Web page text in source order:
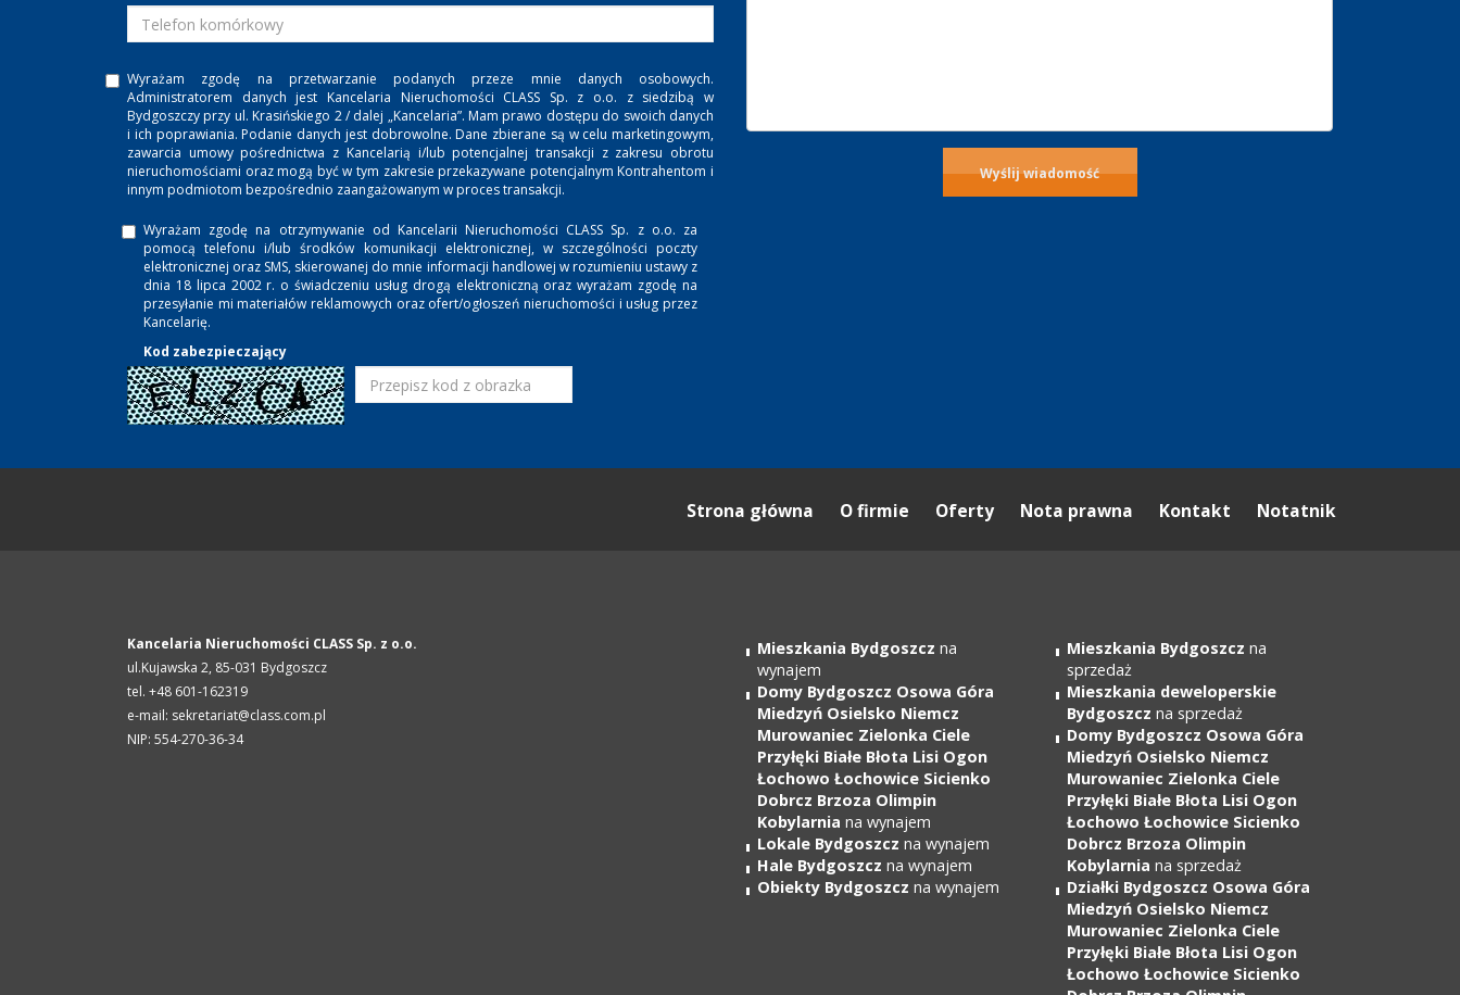
Wyrażam zgodę na przetwarzanie podanych przeze mnie danych osobowych.
Administratorem danych jest Kancelaria Nieruchomości CLASS Sp. z o.o. z siedzibą w
Bydgoszczy przy ul. Krasińskiego 2 / dalej „Kancelaria”. Mam prawo dostępu do swoich danych
i ich poprawiania. Podanie danych jest dobrowolne. Dane zbierane są w celu marketingowym,
zawarcia umowy pośrednictwa z Kancelarią i/lub potencjalnej transakcji z zakresu obrotu
nieruchomościami oraz mogą być w tym zakresie przekazywane potencjalnym Kontrahentom i
innym podmiotom bezpośrednio zaangażowanym w proces transakcji.
Wyrażam zgodę na otrzymywanie od Kancelarii Nieruchomości CLASS Sp. z o.o. za
pomocą telefonu i/lub środków komunikacji elektronicznej, w szczególności poczty
elektronicznej oraz SMS, skierowanej do mnie informacji handlowej w rozumieniu ustawy z
dnia 18 lipca 2002 r. o świadczeniu usług drogą elektroniczną oraz wyrażam zgodę na
przesyłanie mi materiałów reklamowych oraz ofert/ogłoszeń nieruchomości i usług przez
Kancelarię.
Kod zabezpieczający
Strona główna O firmie Oferty Nota prawna Kontakt Notatnik
Kancelaria Nieruchomości CLASS Sp. z o.o.
ul.Kujawska 2, 85-031 Bydgoszcz
tel. +48 601-162319
e-mail: sekretariat@class.com.pl
NIP: 554-270-36-34
Mieszkania Bydgoszcz na
wynajem
Domy Bydgoszcz Osowa Góra
Miedzyń Osielsko Niemcz
Murowaniec Zielonka Ciele
Przyłęki Białe Błota Lisi Ogon
Łochowo Łochowice Sicienko
Dobrcz Brzoza Olimpin
Kobylarnia na wynajem
Lokale Bydgoszcz na wynajem
Hale Bydgoszcz na wynajem
Obiekty Bydgoszcz na wynajem
Mieszkania Bydgoszcz na
sprzedaż
Mieszkania deweloperskie
Bydgoszcz na sprzedaż
Domy Bydgoszcz Osowa Góra
Miedzyń Osielsko Niemcz
Murowaniec Zielonka Ciele
Przyłęki Białe Błota Lisi Ogon
Łochowo Łochowice Sicienko
Dobrcz Brzoza Olimpin
Kobylarnia na sprzedaż
Działki Bydgoszcz Osowa Góra
Miedzyń Osielsko Niemcz
Murowaniec Zielonka Ciele
Przyłęki Białe Błota Lisi Ogon
Łochowo Łochowice Sicienko